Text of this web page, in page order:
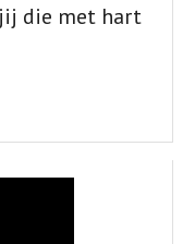
jij die met hart